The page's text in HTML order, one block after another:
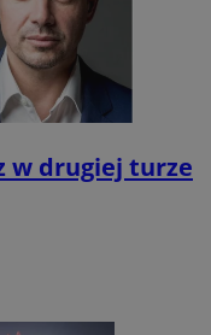
w drugiej turze